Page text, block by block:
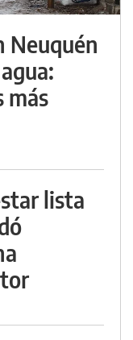
Neuquén
más
lista